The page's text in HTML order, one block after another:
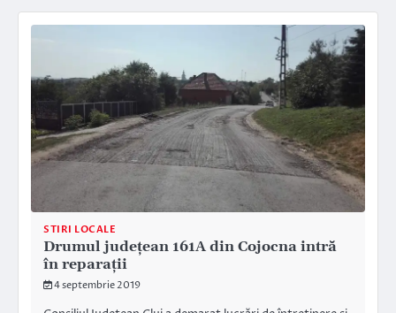
STIRI LOCALE
Drumul județean 161A din Cojocna intră
în reparații
4 septembrie 2019